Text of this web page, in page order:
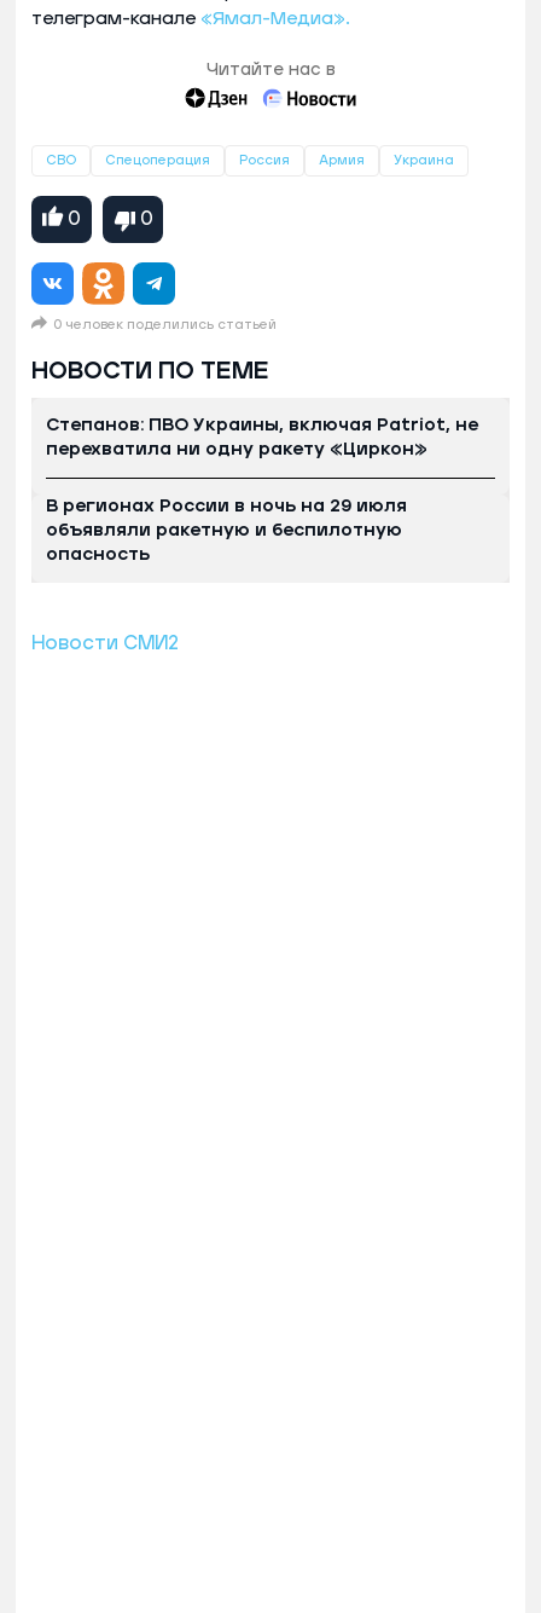
телеграм-канале «Ямал-Медиа».
Читайте нас в
СВО Спецоперация Россия Армия Украина
0 0
0 человек поделились статьей
НОВОСТИ ПО ТЕМЕ
Степанов: ПВО Украины, включая Patriot, не
перехватила ни одну ракету «Циркон»
В регионах России в ночь на 29 июля
объявляли ракетную и беспилотную
опасность
Новости СМИ2